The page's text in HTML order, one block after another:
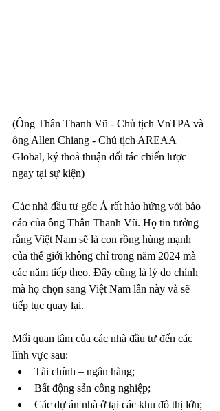
(Ông Thân Thanh Vũ - Chủ tịch VnTPA và
ông Allen Chiang - Chủ tịch AREAA
Global, ký thoả thuận đối tác chiến lược
ngay tại sự kiện)
Các nhà đầu tư gốc Á rất hào hứng với báo
cáo của ông Thân Thanh Vũ. Họ tin tưởng
rằng Việt Nam sẽ là con rồng hùng mạnh
của thế giới không chỉ trong năm 2024 mà
các năm tiếp theo. Đây cũng là lý do chính
mà họ chọn sang Việt Nam lần này và sẽ
tiếp tục quay lại.
Mối quan tâm của các nhà đầu tư đến các
lĩnh vực sau:
Tài chính – ngân hàng;
Bất động sản công nghiệp;
Các dự án nhà ở tại các khu đô thị lớn;